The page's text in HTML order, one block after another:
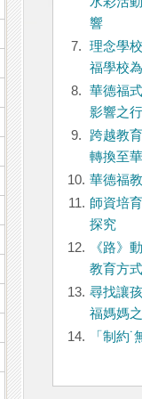
響
7.
理念學
福學校
8.
華德福
影響之
9.
跨越教
轉換至
10. 華德福
11. 師資培
探究
12.
《路》
教育方式
13. 尋找讓
福媽媽
14.
「制約